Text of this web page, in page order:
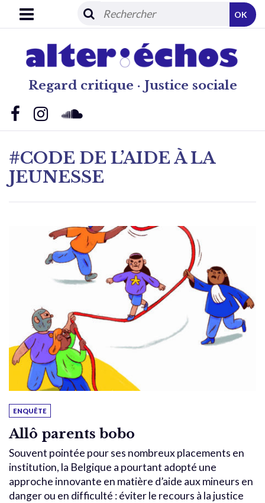
Regard critique · Justice sociale
OK
#CODE DE L’AIDE À LA
JEUNESSE
ENQUÊTE
Allô parents bobo
Souvent pointée pour ses nombreux placements en
institution, la Belgique a pourtant adopté une
approche innovante en matière d’aide aux mineurs en
danger ou en difficulté : éviter le recours à la justice